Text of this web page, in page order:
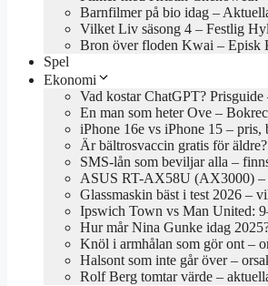
Barnfilmer på bio idag –
Vilket Liv säsong 4 – Festlig
Bron över floden Kwai – Episk
Spel
Ekonomi
Vad kostar ChatGPT?
En man som heter Ove –
iPhone 16e vs iPhone 15 – pris,
Är bältrosvaccin gratis för
SMS-lån som beviljar alla –
ASUS RT-AX58U (AX3000) –
Glassmaskin bäst i test 2026 –
Ipswich Town vs Man United:
Hur mår Nina Gunke idag
Knöl i armhålan som gör ont –
Halsont som inte går över –
Rolf Berg tomtar värde –